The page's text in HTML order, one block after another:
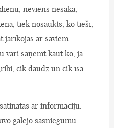
neviens nesaka,
tiek nosaukts, ko tieši,
jārīkojas ar saviem
vari saņemt kaut ko, ja
cik daudz un cik īsā
ar informāciju.
galējo sasniegumu